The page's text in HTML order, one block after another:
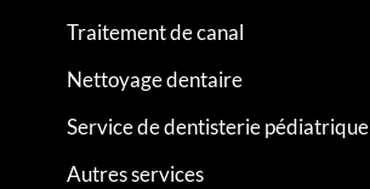
Traitement de canal
Nettoyage dentaire
Service de dentisterie pédiatrique
Autres services